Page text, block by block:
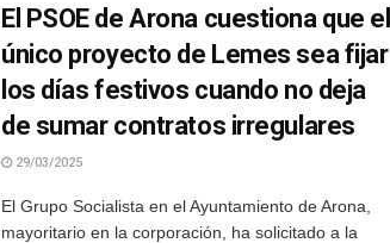
El PSOE de Arona cuestiona que el
único proyecto de Lemes sea fijar
los días festivos cuando no deja
de sumar contratos irregulares
29/03/2025
El Grupo Socialista en el Ayuntamiento de Arona,
mayoritario en la corporación, ha solicitado a la